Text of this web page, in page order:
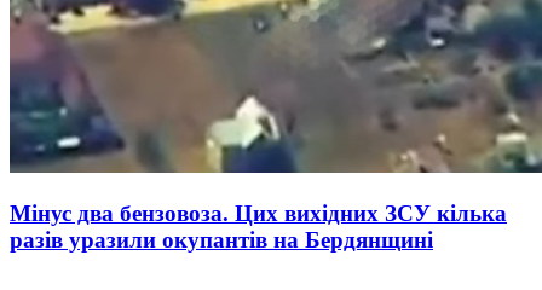
Мінус два бензовоза. Цих вихідних ЗСУ кілька
разів уразили окупантів на Бердянщині